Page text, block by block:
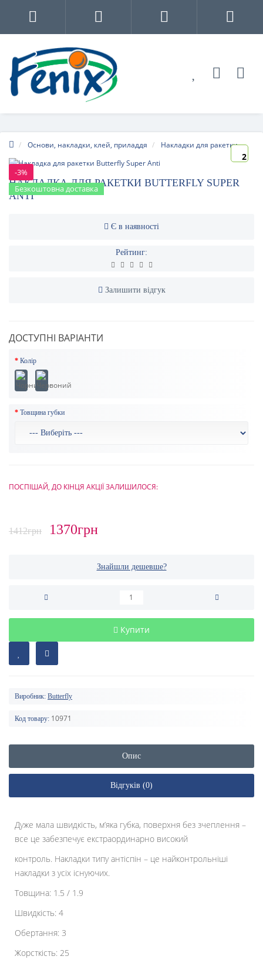
Основи, накладки, клей, приладдя Накладки для ракетки
-3%
Безкоштовна доставка
2
НАКЛАДКА ДЛЯ РАКЕТКИ BUTTERFLY SUPER
ANTI
Є в наявності
Рейтинг:
Залишити відгук
ДОСТУПНІ ВАРІАНТИ
Колір
Товщина губки
ПОСПІШАЙ, ДО КІНЦЯ АКЦІЇ ЗАЛИШИЛОСЯ:
1412грн 1370грн
Знайшли дешевше?
Купити
Виробник: Butterfly
Код товару: 10971
Опис
Відгуків (0)
Дуже мала швидкість, м’яка губка, поверхня без зчеплення –
все це забезпечує екстраординарно високий
контроль. Накладки типу антіспін – це найконтрольніші
накладки з усіх існуючих.
Товщина: 1.5 / 1.9
Швидкість: 4
Обертання: 3
Жорсткість: 25